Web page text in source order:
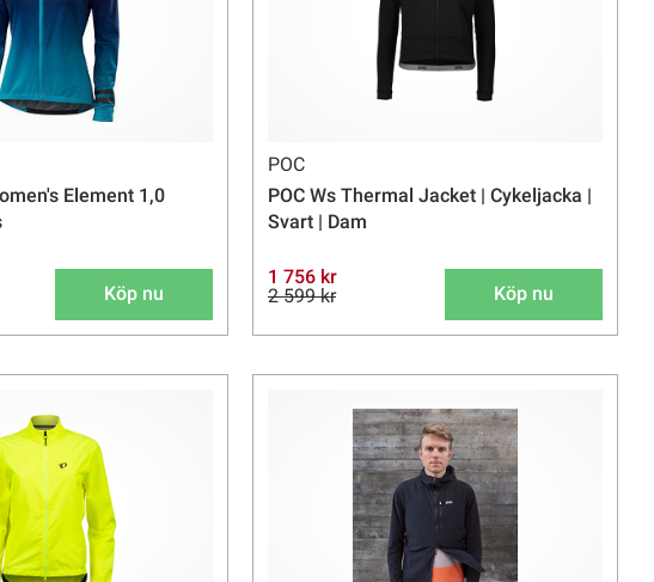
Element 1,0
Köp nu
POC
POC Ws Thermal Jacket | Cykeljacka |
Svart | Dam
1 756 kr
2 599 kr
Köp nu